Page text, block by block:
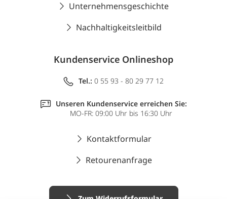
Unternehmensgeschichte
Nachhaltigkeitsleitbild
Kundenservice Onlineshop
Tel.: 0 55 93 - 80 29 77 12
Unseren Kundenservice erreichen Sie:
MO-FR: 09:00 Uhr bis 16:30 Uhr
Kontaktformular
Retourenanfrage